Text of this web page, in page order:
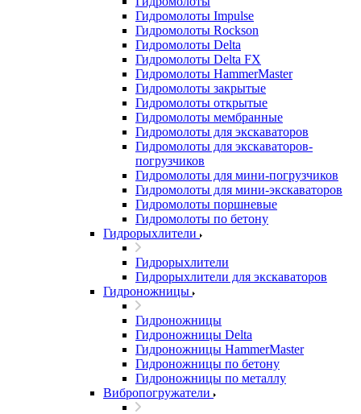
Гидромолоты Impulse
Гидромолоты Rockson
Гидромолоты Delta
Гидромолоты Delta FX
Гидромолоты HammerMaster
Гидромолоты закрытые
Гидромолоты открытые
Гидромолоты мембранные
Гидромолоты для экскаваторов
Гидромолоты для экскаваторов-
погрузчиков
Гидромолоты для мини-погрузчиков
Гидромолоты для мини-экскаваторов
Гидромолоты поршневые
Гидромолоты по бетону
Гидрорыхлители
Гидрорыхлители
Гидрорыхлители для экскаваторов
Гидроножницы
Гидроножницы
Гидроножницы Delta
Гидроножницы HammerMaster
Гидроножницы по бетону
Гидроножницы по металлу
Вибропогружатели